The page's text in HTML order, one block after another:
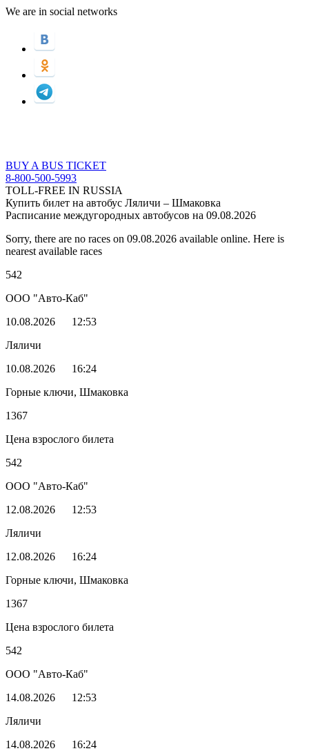
We are in social networks
BUY A BUS TICKET
8-800-500-5993
TOLL-FREE IN RUSSIA
Купить билет на автобус Ляличи – Шмаковка
Расписание междугородных автобусов на 09.08.2026
Sorry, there are no races on 09.08.2026 available online. Here is
nearest available races
542
ООО "Авто-Каб"
10.08.2026
12:53
Ляличи
10.08.2026
16:24
Горные ключи, Шмаковка
1367
Цена взрослого билета
542
ООО "Авто-Каб"
12.08.2026
12:53
Ляличи
12.08.2026
16:24
Горные ключи, Шмаковка
1367
Цена взрослого билета
542
ООО "Авто-Каб"
14.08.2026
12:53
Ляличи
14.08.2026
16:24